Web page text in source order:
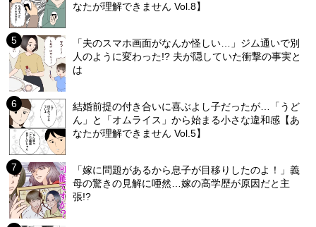
なたが理解できません Vol.8】
「夫のスマホ画面がなんか怪しい…」ジム通いで別
人のように変わった!? 夫が隠していた衝撃の事実と
は
結婚前提の付き合いに喜ぶよし子だったが…「うど
ん」と「オムライス」から始まる小さな違和感【あ
なたが理解できません Vol.5】
「嫁に問題があるから息子が目移りしたのよ！」義
母の驚きの見解に唖然…嫁の高学歴が原因だと主
張!?